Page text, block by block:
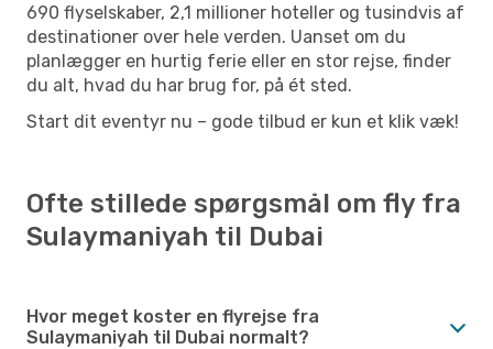
690 flyselskaber, 2,1 millioner hoteller og tusindvis af
destinationer over hele verden. Uanset om du
planlægger en hurtig ferie eller en stor rejse, finder
du alt, hvad du har brug for, på ét sted.
Start dit eventyr nu – gode tilbud er kun et klik væk!
Ofte stillede spørgsmål om fly fra
Sulaymaniyah til Dubai
Hvor meget koster en flyrejse fra
Sulaymaniyah til Dubai normalt?